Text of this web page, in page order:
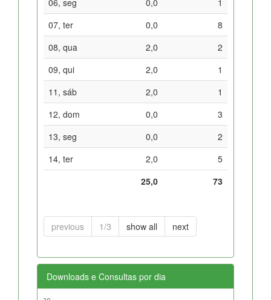
07, ter
0,0
8
08, qua
2,0
2
09, qui
2,0
1
11, sáb
2,0
1
12, dom
0,0
3
13, seg
0,0
2
14, ter
2,0
5
25,0
73
previous 1/3 show all next
Downloads e Consultas por dia